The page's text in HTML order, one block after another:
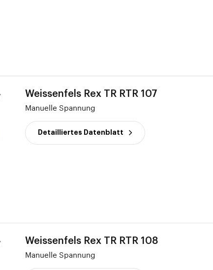
Weissenfels Rex TR RTR 107
Manuelle Spannung
Detailliertes Datenblatt
Weissenfels Rex TR RTR 108
Manuelle Spannung